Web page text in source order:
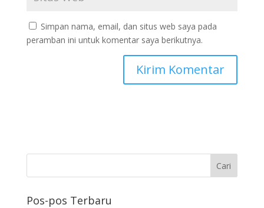
Simpan nama, email, dan situs web saya pada
peramban ini untuk komentar saya berikutnya.
Pos-pos Terbaru